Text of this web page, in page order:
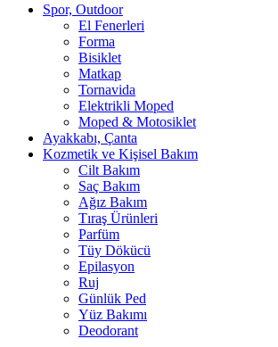
Spor, Outdoor
El Fenerleri
Forma
Bisiklet
Matkap
Tornavida
Elektrikli Moped
Moped & Motosiklet
Ayakkabı, Çanta
Kozmetik ve Kişisel Bakım
Cilt Bakım
Saç Bakım
Ağız Bakım
Tıraş Ürünleri
Parfüm
Tüy Dökücü
Epilasyon
Ruj
Günlük Ped
Yüz Bakımı
Deodorant